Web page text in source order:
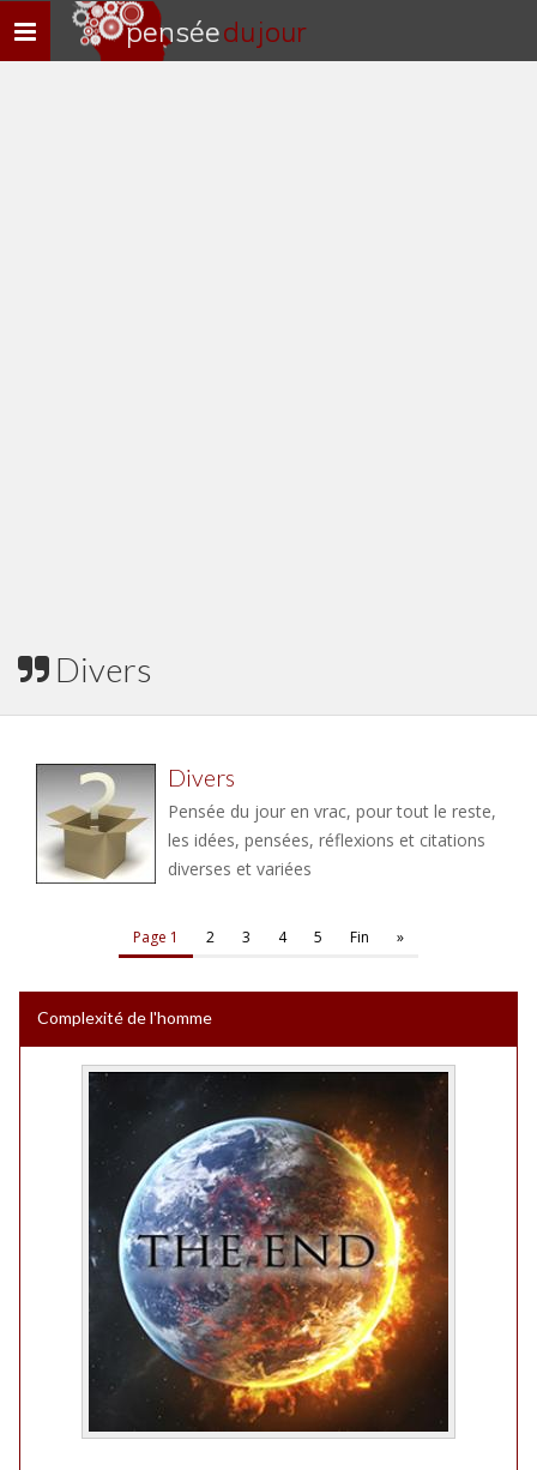
Navigation
rapide
penséedu jour
Divers
Divers
Pensée du jour en vrac, pour tout le reste,
les idées, pensées, réflexions et citations
diverses et variées
Page 1 2 3 4 5 Fin »
Complexité de l'homme